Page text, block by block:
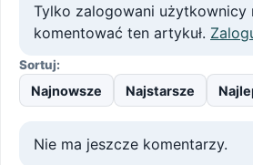
Tylko zalogowani użytkownicy
komentować ten artykuł.
Sortuj:
Najnowsze Najstarsze
Nie ma jeszcze komentarzy.